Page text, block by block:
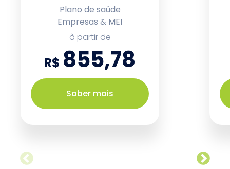
Plano de saúde
Empresas & MEI
à partir de
R$ 855,78
Saber mais